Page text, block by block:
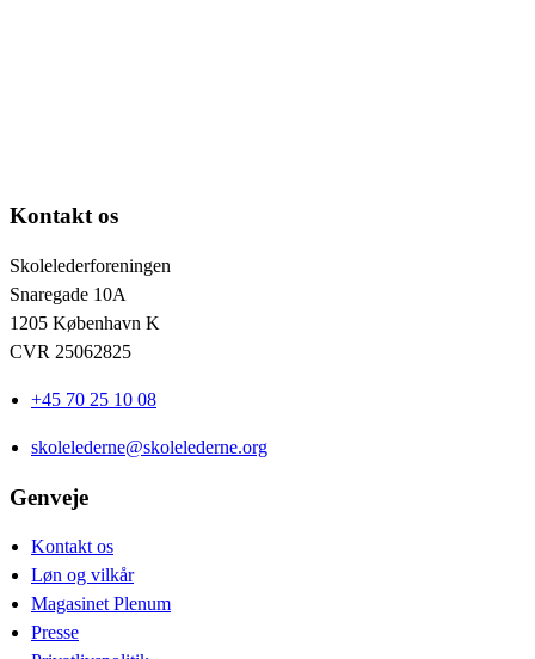
Kontakt os
Skolelederforeningen
Snaregade 10A
1205 København K
CVR 25062825
+45 70 25 10 08
skolelederne@skolelederne.org
Genveje
Kontakt os
Løn og vilkår
Magasinet Plenum
Presse